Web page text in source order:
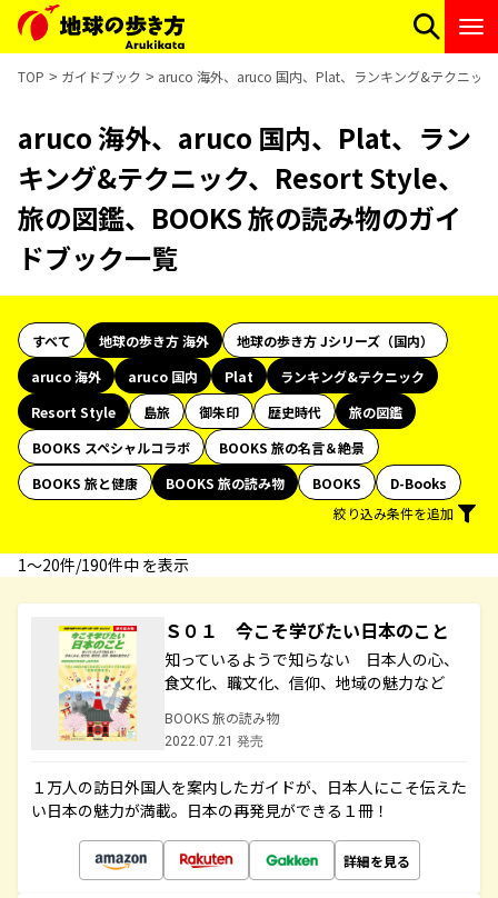
TOP ガイドブック aruco 海外、aruco 国内、Plat、ランキング&テクニッ
aruco 海外、aruco 国内、Plat、ラン
キング&テクニック、Resort Style、
旅の図鑑、BOOKS 旅の読み物のガイ
ドブック一覧
すべて 地球の歩き方 海外
地球の歩き方 Jシリーズ（国内）
aruco 海外
aruco 国内 Plat
ランキング&テクニック
Resort Style
島旅 御朱印 歴史時代
旅の図鑑
BOOKS スペシャルコラボ
BOOKS 旅の名言＆絶景
BOOKS 旅と健康
BOOKS 旅の読み物 BOOKS
D-Books
絞り込み条件を追加
1〜20件/190件中 を表示
Ｓ０１ 今こそ学びたい日本のこと
知っているようで知らない 日本人の心、
食文化、職文化、信仰、地域の魅力など
BOOKS 旅の読み物
2022.07.21 発売
１万人の訪日外国人を案内したガイドが、日本人にこそ伝えた
い日本の魅力が満載。日本の再発見ができる１冊！
詳細を見る